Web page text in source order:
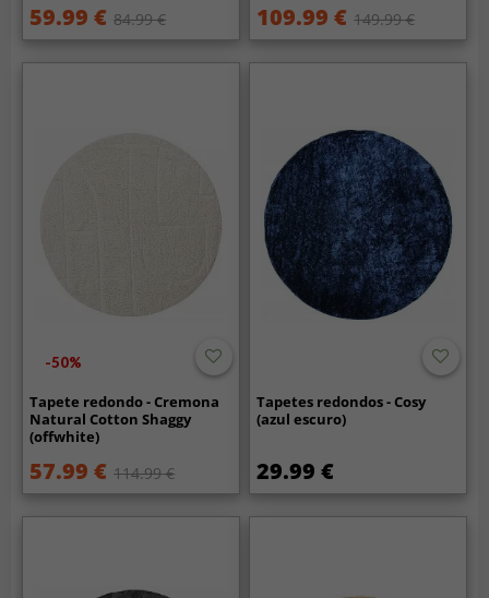
59.99 € 84.99 € 109.99 € 149.99 €
-50%
Tapete redondo - Cremona
Natural Cotton Shaggy
(offwhite)
57.99 € 114.99 €
Tapetes redondos - Cosy
(azul escuro)
29.99 €